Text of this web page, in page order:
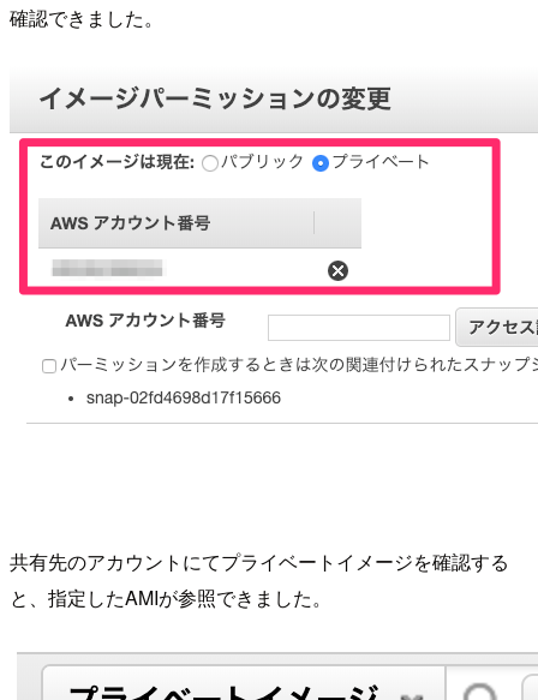
確認できました。
共有先のアカウントにてプライベートイメージを確認する
と、指定したAMIが参照できました。